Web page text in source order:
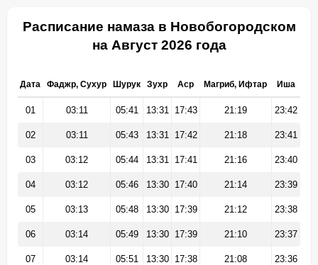
Расписание намаза в Новобогородском
на Август 2026 года
Дата Фаджр, Сухур Шурук Зухр Аср Магриб, Ифтар Иша
01 03:11 05:41 13:31 17:43 21:19 23:42
02 03:11 05:43 13:31 17:42 21:18 23:41
03 03:12 05:44 13:31 17:41 21:16 23:40
04 03:12 05:46 13:30 17:40 21:14 23:39
05 03:13 05:48 13:30 17:39 21:12 23:38
06 03:14 05:49 13:30 17:39 21:10 23:37
07 03:14 05:51 13:30 17:38 21:08 23:36